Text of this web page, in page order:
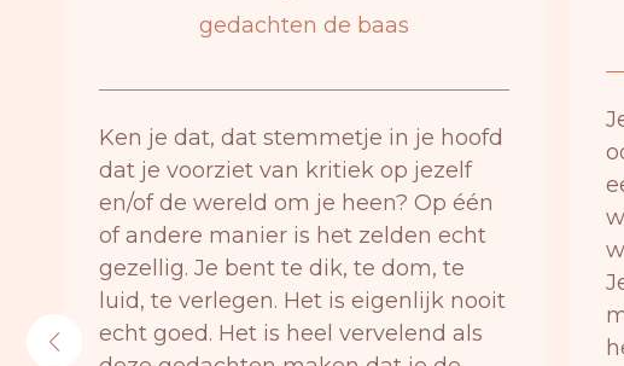
gedachten de baas
Ken je dat, dat stemmetje in je hoofd
dat je voorziet van kritiek op jezelf
en/of de wereld om je heen? Op één
of andere manier is het zelden echt
gezellig. Je bent te dik, te dom, te
luid, te verlegen. Het is eigenlijk nooit
echt goed. Het is heel vervelend als